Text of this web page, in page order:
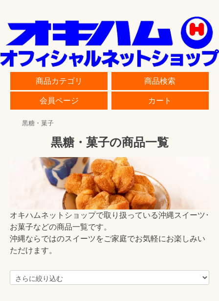
商品カテゴリ 商品検索
会員ページ カート
黒糖・菓子
黒糖・菓子の商品一覧
オキハムネットショップで取り扱っている沖縄スイーツ･
お菓子などの商品一覧です。
沖縄ならではのスイーツをご家庭でお気軽にお楽しみい
ただけます。